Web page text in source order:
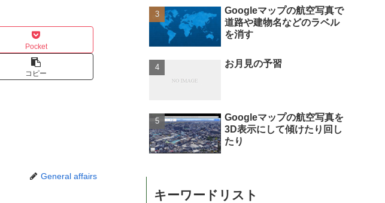
Pocket
コピー
General affairs
Googleマップの航空写真で
道路や建物名などのラベル
を消す
お月見の予習
Googleマップの航空写真を
3D表示にして傾けたり回し
たり
キーワードリスト